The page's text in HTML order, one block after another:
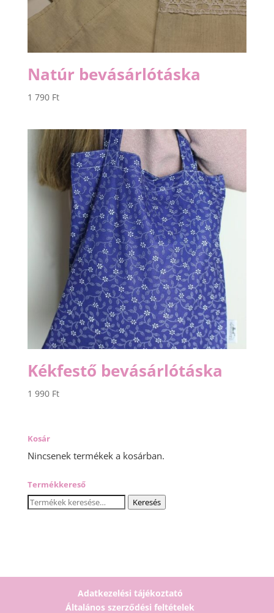
Natúr bevásárlótáska
1 790 Ft
Kékfestő bevásárlótáska
1 990 Ft
Kosár
Nincsenek termékek a kosárban.
Termékkereső
Keresés
Keresés
Adatkezelési tájékoztató
Általános szerződési feltételek